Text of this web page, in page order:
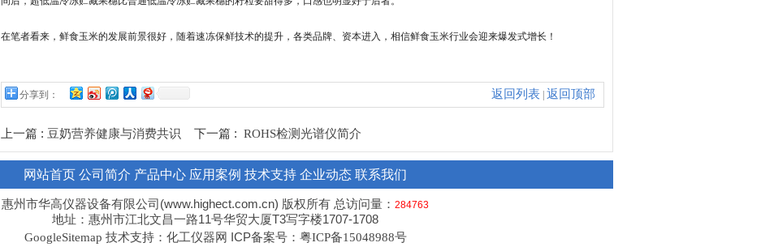
在笔者看来，鲜食玉米的发展前景很好，随着速冻保鲜技术的提升，各类品牌、资本进入，相信鲜食玉米行业会迎来爆发式增长！
分享到： 返回列表 返回顶部
上一篇 : 豆奶营养健康与消费共识 下一篇 : ROHS检测光谱仪简介
网站首页 公司简介 产品中心 应用案例 技术支持 企业动态 联系我们
惠州市华高仪器设备有限公司(www.highect.com.cn) 版权所有 总访问量： 284763
地址：惠州市江北文昌一路11号华贸大厦T3写字楼1707-1708
GoogleSitemap 技术支持：化工仪器网 ICP备案号： 粤ICP备15048988号